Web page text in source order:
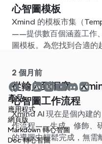
心智圖模板
Xmind 的模板市集（
——提供數百個涵蓋工作
圖模板。為您找到合適的
2 個月前
從輸入到洞察：
心智圖工作流程
Xmind AI 現在是個內建
作流程——生成、修飾、
的導圖中輕鬆完成，無需
產品
應用程式
網頁版
Markdown 轉心智圖
Doc 轉心智圖